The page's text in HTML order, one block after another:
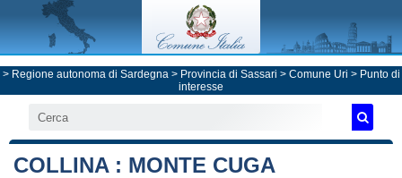
> Regione autonoma di Sardegna> Provincia di Sassari > Comune Uri > Punto di
interesse
COLLINA : MONTE CUGA